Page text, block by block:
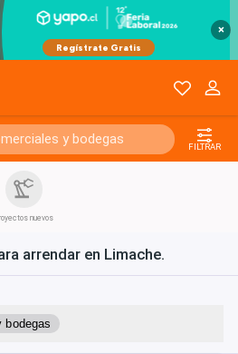
×
FILTRAR
nuevos
arrendar en Limache.
bodegas